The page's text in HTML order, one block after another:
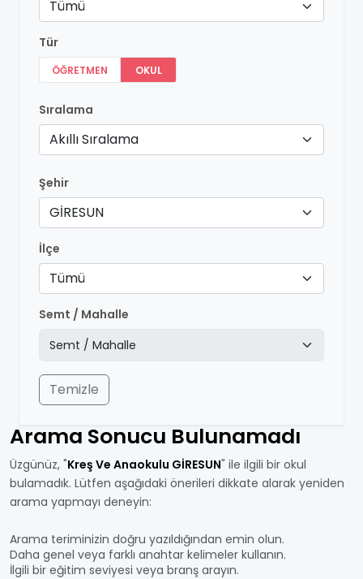
Tümü
Tür
ÖĞRETMEN OKUL
Sıralama
Akıllı Sıralama
Şehir
GİRESUN
İlçe
Tümü
Semt / Mahalle
Temizle
Arama Sonucu Bulunamadı
Üzgünüz, "Kreş Ve Anaokulu GİRESUN" ile ilgili bir okul
bulamadık. Lütfen aşağıdaki önerileri dikkate alarak yeniden
arama yapmayı deneyin:
Arama teriminizin doğru yazıldığından emin olun.
Daha genel veya farklı anahtar kelimeler kullanın.
İlgili bir eğitim seviyesi veya branş arayın.